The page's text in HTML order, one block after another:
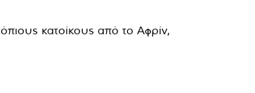
κατοίκους από το Αφρίν,